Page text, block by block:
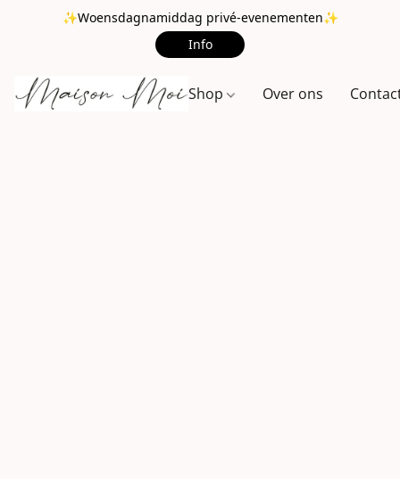
✨Woensdagnamiddag privé-evenementen✨
Info
Shop Over ons